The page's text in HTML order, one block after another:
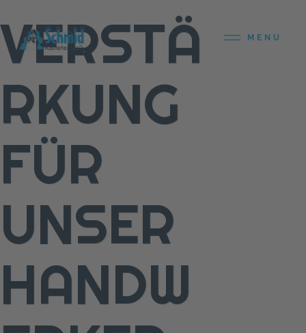
MENU
VERSTÄ
RKUNG
FÜR
UNSER
HANDW